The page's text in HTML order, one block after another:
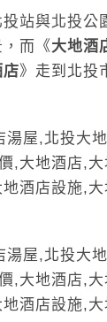
站與北投
而《大地酒
店》走到北投